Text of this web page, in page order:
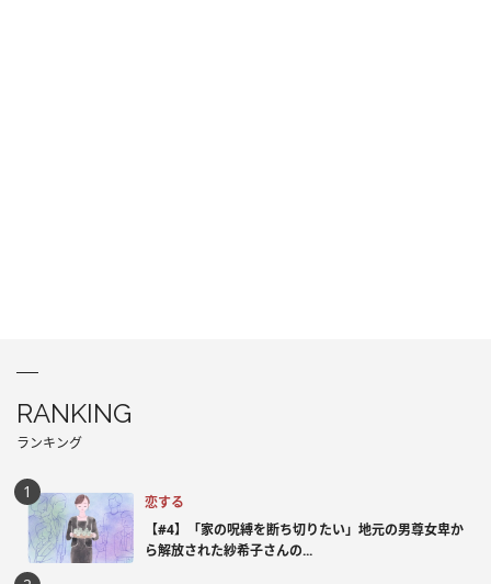
RANKING
ランキング
恋する
【#4】「家の呪縛を断ち切りたい」地元の男尊女卑か
ら解放された紗希子さんの...